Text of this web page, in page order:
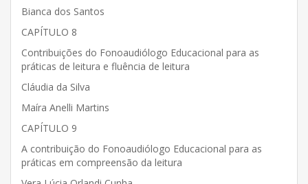
Bianca dos Santos
CAPÍTULO 8
Contribuições do Fonoaudiólogo Educacional para as
práticas de leitura e fluência de leitura
Cláudia da Silva
Maíra Anelli Martins
CAPÍTULO 9
A contribuição do Fonoaudiólogo Educacional para as
práticas em compreensão da leitura